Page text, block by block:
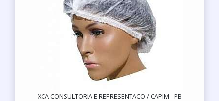
XCA CONSULTORIA E REPRESENTACO / CAPIM - PB